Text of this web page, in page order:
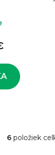
O
6 položiek